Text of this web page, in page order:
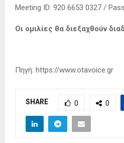
Meeting ID: 920 6653 0327 /
Οι ομιλίες θα διεξαχθούν
Πηγή: https://www.otavoice.gr
SHARE 0 0